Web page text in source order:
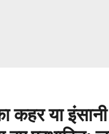
या इंसानी